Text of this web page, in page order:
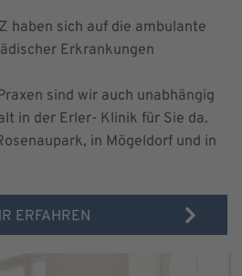
haben sich auf die ambulante
Erkrankungen
sind wir auch unabhängig
in der Erler- Klinik für Sie da.
in Mögeldorf und in
ERFAHREN